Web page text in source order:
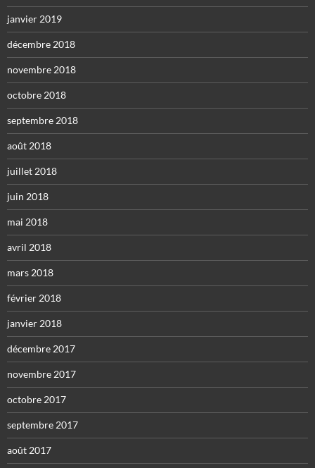
janvier 2019
décembre 2018
novembre 2018
octobre 2018
septembre 2018
août 2018
juillet 2018
juin 2018
mai 2018
avril 2018
mars 2018
février 2018
janvier 2018
décembre 2017
novembre 2017
octobre 2017
septembre 2017
août 2017